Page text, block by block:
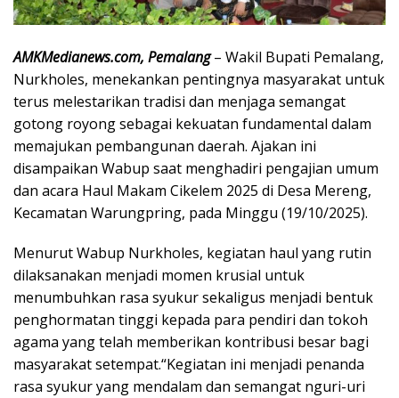
AMKMedianews.com, Pemalang– Wakil Bupati Pemalang,
Nurkholes, menekankan pentingnya masyarakat untuk
terus melestarikan tradisi dan menjaga semangat
gotong royong sebagai kekuatan fundamental dalam
memajukan pembangunan daerah. Ajakan ini
disampaikan Wabup saat menghadiri pengajian umum
dan acara Haul Makam Cikelem 2025 di Desa Mereng,
Kecamatan Warungpring, pada Minggu (19/10/2025).
Menurut Wabup Nurkholes, kegiatan haul yang rutin
dilaksanakan menjadi momen krusial untuk
menumbuhkan rasa syukur sekaligus menjadi bentuk
penghormatan tinggi kepada para pendiri dan tokoh
agama yang telah memberikan kontribusi besar bagi
masyarakat setempat.“Kegiatan ini menjadi penanda
rasa syukur yang mendalam dan semangat nguri-uri